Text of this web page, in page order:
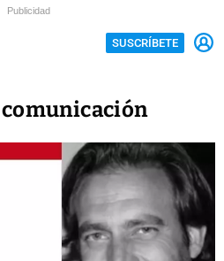
Publicidad
SUSCRÍBETE